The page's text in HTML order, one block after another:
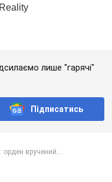
лише "гарячі"
Підписатись
орден вручений...